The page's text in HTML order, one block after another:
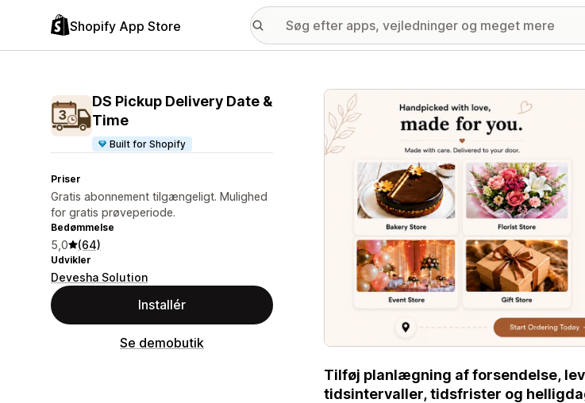
Shopify App Store
DS Pickup Delivery Date &
Time
Built for Shopify
Priser
Gratis abonnement tilgængeligt. Mulighed
for gratis prøveperiode.
Bedømmelse
5,0 (64)
Udvikler
Devesha Solution
Installér
Se demobutik
Galleri med udvalgte billeder
Tilføj planlægning af forsendelse,
tidsintervaller, tidsfrister og